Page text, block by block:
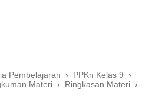
Pembelajaran › PPKn Kelas 9
›
Materi › Ringkasan Materi ›